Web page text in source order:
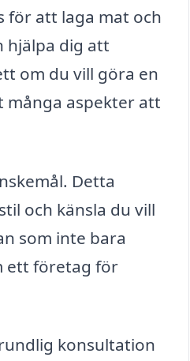
för att laga mat och
hjälpa dig att
om du vill göra en
aspekter att
Detta
och känsla du vill
som inte bara
ett företag för
konsultation